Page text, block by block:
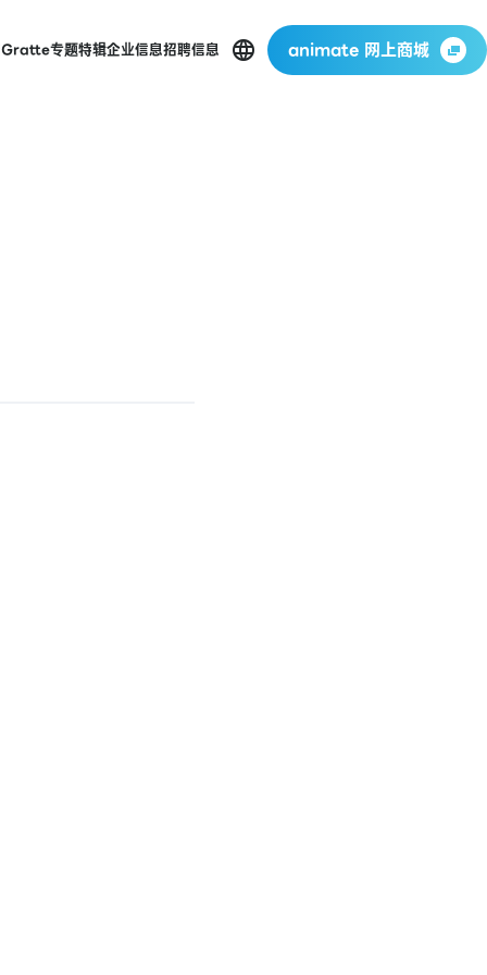
Gratte专题特辑企业信息招聘信息 animate 网上商城